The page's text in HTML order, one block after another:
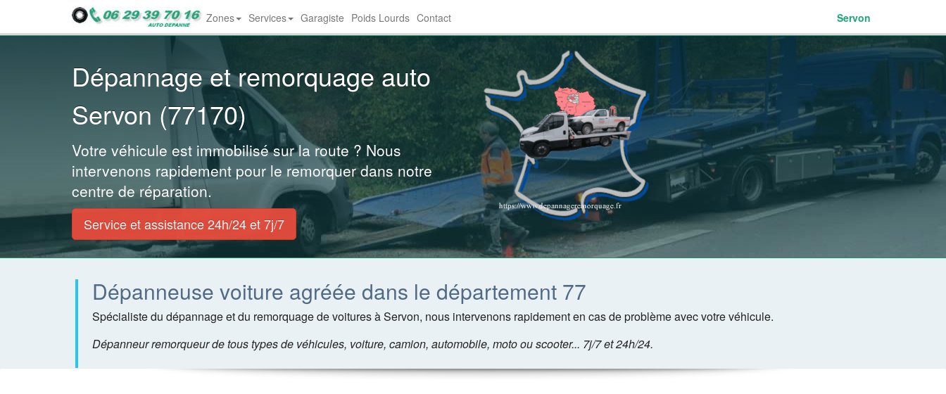
Zones Services Garagiste Poids Lourds Contact Servon
Dépannage et remorquage auto
Servon (77170)
Votre véhicule est immobilisé sur la route ? Nous
intervenons rapidement pour le remorquer dans notre
centre de réparation.
Service et assistance 24h/24 et 7j/7
Dépanneuse voiture agréée dans le département 77
Spécialiste du dépannage et du remorquage de voitures à Servon, nous intervenons rapidement en cas de problème avec votre véhicule.
Dépanneur remorqueur de tous types de véhicules, voiture, camion, automobile, moto ou scooter... 7j/7 et 24h/24.